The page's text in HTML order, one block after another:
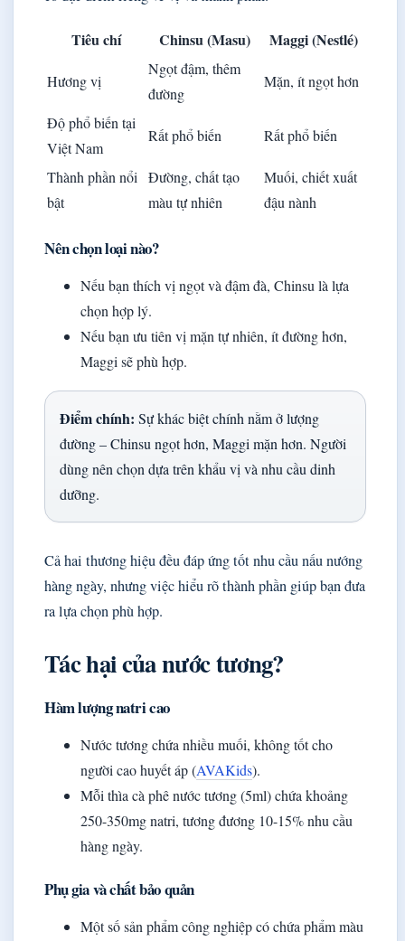
Tiêu chí Chinsu (Masu) Maggi (Nestlé)
Hương vị
Ngọt đậm, thêm
đường
Mặn, ít ngọt hơn
Độ phổ biến tại
Việt Nam
Rất phổ biến Rất phổ biến
Thành phần nổi
bật
Đường, chất tạo
màu tự nhiên
Muối, chiết xuất
đậu nành
Nên chọn loại nào?
Nếu bạn thích vị ngọt và đậm đà, Chinsu là lựa
chọn hợp lý.
Nếu bạn ưu tiên vị mặn tự nhiên, ít đường hơn,
Maggi sẽ phù hợp.
Điểm chính: Sự khác biệt chính nằm ở lượng
đường – Chinsu ngọt hơn, Maggi mặn hơn. Người
dùng nên chọn dựa trên khẩu vị và nhu cầu dinh
dưỡng.
Cả hai thương hiệu đều đáp ứng tốt nhu cầu nấu nướng
hàng ngày, nhưng việc hiểu rõ thành phần giúp bạn đưa
ra lựa chọn phù hợp.
Tác hại của nước tương?
Hàm lượng natri cao
Nước tương chứa nhiều muối, không tốt cho
người cao huyết áp (AVAKids).
Mỗi thìa cà phê nước tương (5ml) chứa khoảng
250-350mg natri, tương đương 10-15% nhu cầu
hàng ngày.
Phụ gia và chất bảo quản
Một số sản phẩm công nghiệp có chứa phẩm màu